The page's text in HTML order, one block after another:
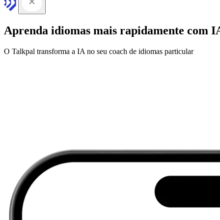
Aprenda idiomas mais rapidamente com
O Talkpal transforma a IA no seu coach de idiomas particular